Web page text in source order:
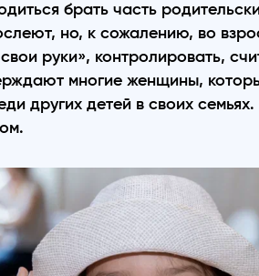
брать часть
но, к сожалению, во
руки», контролировать,
многие женщины,
других детей в своих